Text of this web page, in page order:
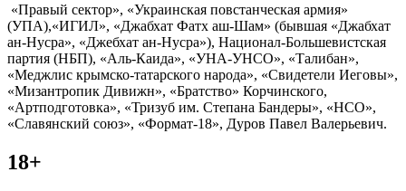
«Правый сектор», «Украинская повстанческая армия»
(УПА),«ИГИЛ», «Джабхат Фатх аш-Шам» (бывшая «Джабхат
ан-Нусра», «Джебхат ан-Нусра»), Национал-Большевистская
партия (НБП), «Аль-Каида», «УНА-УНСО», «Талибан»,
«Меджлис крымско-татарского народа», «Свидетели Иеговы»,
«Мизантропик Дивижн», «Братство» Корчинского,
«Артподготовка», «Тризуб им. Степана Бандеры», «НСО»,
«Славянский союз», «Формат-18», Дуров Павел Валерьевич.
18+